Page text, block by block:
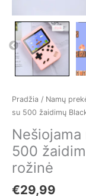
Pradžia / Namų
su 500 žaidimų
500
rožinė
€29,99